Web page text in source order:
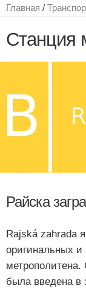
Главная /
Станция
Райска
Rajská zahrada
оригинальных и
метрополитена.
была введена в